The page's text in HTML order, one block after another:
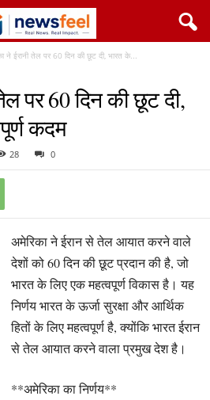
ने ईरानी तेल पर 60 दिन की छूट दी, भारत के...
पर 60 दिन की छूट दी,
कदम
28 0
अमेरिका ने ईरान से तेल आयात करने वाले
देशों को 60 दिन की छूट प्रदान की है, जो
भारत के लिए एक महत्वपूर्ण विकास है। यह
निर्णय भारत के ऊर्जा सुरक्षा और आर्थिक
हितों के लिए महत्वपूर्ण है, क्योंकि भारत ईरान
से तेल आयात करने वाला प्रमुख देश है।
**अमेरिका का निर्णय**